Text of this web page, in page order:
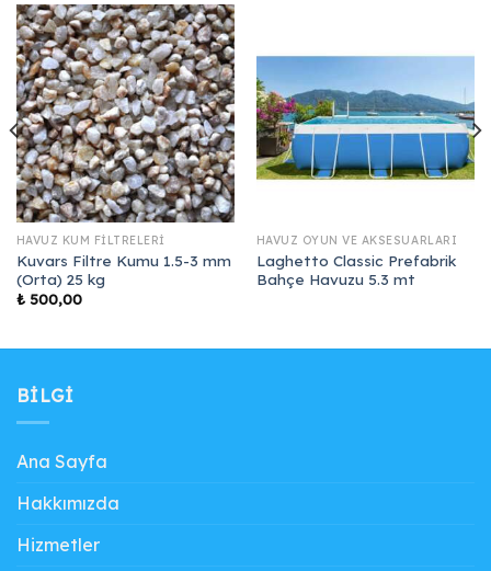
HAVUZ KUM FILTRELERI
Kuvars Filtre Kumu 1.5-3 mm
(Orta) 25 kg
₺500,00
HAVUZ OYUN VE AKSESUARLARI
Laghetto Classic Prefabrik
Bahçe Havuzu 5.3 mt
BILGI
Ana Sayfa
Hakkımızda
Hizmetler